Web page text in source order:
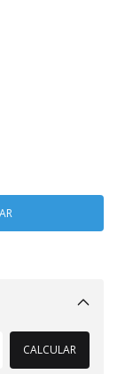
Alterar CEP
CALCULAR